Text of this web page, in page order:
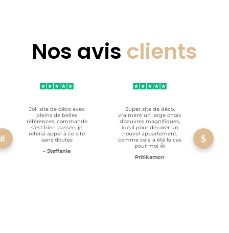
Nos avis clients
Joli site de déco avec
pleins de belles
références, commande
s’est bien passée, je
referai appel à ce site
sans doutes
– Steffanie
Super site de déco,
vraiment un large choix
d’œuvres magnifiques,
idéal pour décorer un
nouvel appartement,
comme cela a été le cas
pour moi 👍
Pritikamon